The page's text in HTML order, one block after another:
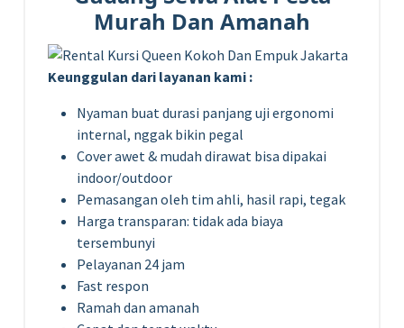
Murah Dan Amanah
Keunggulan dari layanan kami :
Nyaman buat durasi panjang uji ergonomi
internal, nggak bikin pegal
Cover awet & mudah dirawat bisa dipakai
indoor/outdoor
Pemasangan oleh tim ahli, hasil rapi, tegak
Harga transparan: tidak ada biaya
tersembunyi
Pelayanan 24 jam
Fast respon
Ramah dan amanah